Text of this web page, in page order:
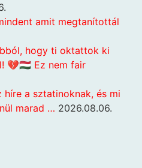
amit megtanítottál
hogy ti oktattok ki
💔🇭🇺 Ez nem fair
a sztatinoknak, és mi
marad … 2026.08.06.